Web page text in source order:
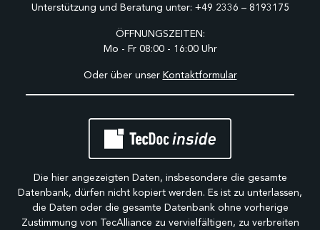
Unterstützung und Beratung unter: +49 2336 – 8193175
ÖFFNUNGSZEITEN:
Mo - Fr 08:00 - 16:00 Uhr
Oder über unser Kontaktformular
Die hier angezeigten Daten, insbesondere die gesamte
Datenbank, dürfen nicht kopiert werden. Es ist zu unterlassen,
die Daten oder die gesamte Datenbank ohne vorherige
Zustimmung von TecAlliance zu vervielfältigen, zu verbreiten